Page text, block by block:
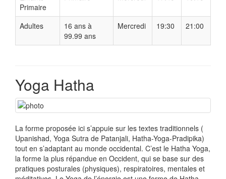
Primaire
Adultes
16 ans à
99.99 ans
Mercredi 19:30 21:00
Yoga Hatha
La forme proposée ici s’appuie sur les textes traditionnels (
Upanishad, Yoga Sutra de Patanjali, Hatha-Yoga-Pradipika)
tout en s’adaptant au monde occidental. C’est le Hatha Yoga,
la forme la plus répandue en Occident, qui se base sur des
pratiques posturales (physiques), respiratoires, mentales et